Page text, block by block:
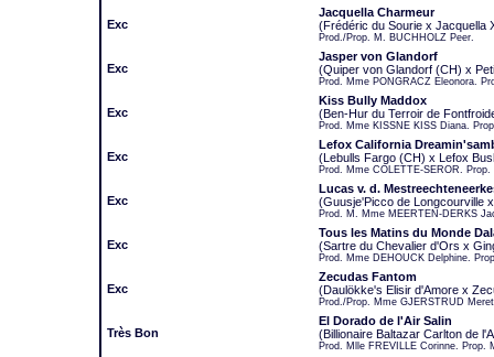
Exc
Jacquella Charmeur
(Frédéric du Sourie x Jacquella
Prod./Prop. M. BUCHHOLZ Peer.
Exc
Jasper von Glandorf
(Quiper von Glandorf (CH) x
Prod. Mme PONGRACZ Eleonora.
Exc
Kiss Bully Maddox
(Ben-Hur du Terroir de
Prod. Mme KISSNE KISS Diana.
Exc
Lefox California
(Lebulls Fargo (CH) x Lefox
Prod. Mme COLETTE-SEROR.
Exc
Lucas v. d.
(Guusje'Picco de Longcourville
Prod. M. Mme MEERTEN-DERKS
Exc
Tous les Matins du Monde
(Sartre du Chevalier d'Ors x
Prod. Mme DEHOUCK Delphine.
Exc
Zecudas Fantom
(Daulökke's Elisir d'Amore x
Prod./Prop. Mme GJERSTRUD
Très Bon
El Dorado de l'Air Salin
(Billionaire Baltazar Carlton de
Prod. Mlle FREVILLE Corinne. Prop.